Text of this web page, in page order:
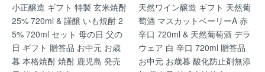
小正醸造 ギフト 特製 玄米焼酎
25% 720ml & 謹醸 いも焼酎 2
5% 720ml セット 母の日 父の
日 ギフト 贈答品 お中元 お歳
暮 本格焼酎 焼酎 鹿児島 発売
天然ワイン醸造 ギフト 天然葡
萄酒 マスカットベーリーA 赤
辛口 720ml & 天然葡萄酒 デラ
ウェア 白 辛口 720ml 贈答品
お中元 お歳暮 酸化防止剤無添